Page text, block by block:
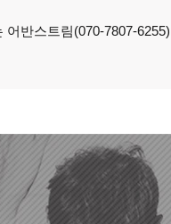
반스트림(070-7807-